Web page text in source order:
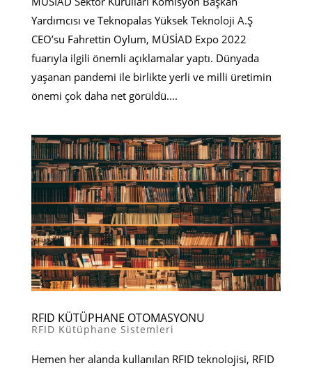
Yardımcısı ve Teknopalas Yüksek Teknoloji A.Ş
CEO’su Fahrettin Oylum, MÜSİAD Expo 2022
fuarıyla ilgili önemli açıklamalar yaptı. Dünyada
yaşanan pandemi ile birlikte yerli ve milli üretimin
önemi çok daha net görüldü....
RFID KÜTÜPHANE OTOMASYONU
RFID Kütüphane Sistemleri
Hemen her alanda kullanılan RFID teknolojisi, RFID